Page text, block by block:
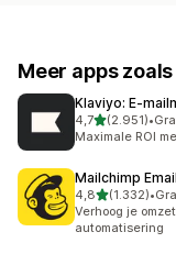
Meer apps
Klaviyo:
4,7van 5 sterren
(2.951)
2951 recensies
•
Maximale ROI
Mailchimp
4,8van 5 sterren
(1.332)
1332 recensies
•
Verhoog je
automatisering